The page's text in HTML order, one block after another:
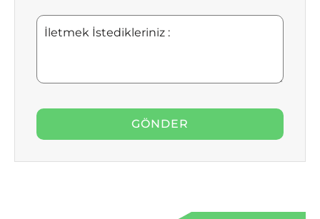
İletmek
İstedikleriniz